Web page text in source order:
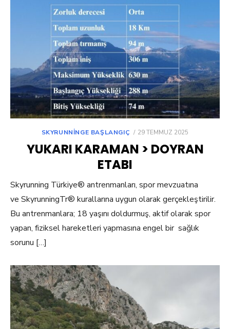
SKYRUNNINGE BAŞLANGIÇ
POSTED
29 TEMMUZ 2025
YUKARI KARAMAN > DOYRAN
ETABI
Skyrunning Türkiye® antrenmanları, spor mevzuatına
ve SkyrunningTr® kurallarına uygun olarak gerçekleştirilir.
Bu antrenmanlara; 18 yaşını doldurmuş, aktif olarak spor
yapan, fiziksel hareketleri yapmasına engel bir sağlık
sorunu […]